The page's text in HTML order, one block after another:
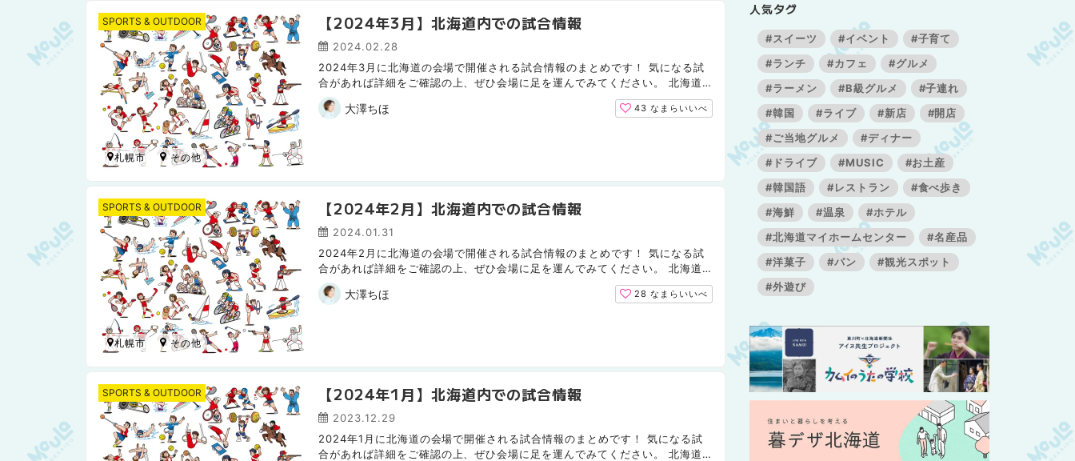
【2024年3月】北海道内での試合情報
2024.02.28
2024年3月に北海道の会場で開催される試合情報のまとめです！ 気になる試
合があれば詳細をご確認の上、ぜひ会場に足を運んでみてください。 北海道
日本ハムファイターズ（野球） 北海道コンサドーレ札幌（サッカ...
大澤ちほ 43なまらいいべ
SPORTS & OUTDOOR
札幌市
【2024年2月】北海道内での試合情報
2024.01.31
2024年2月に北海道の会場で開催される試合情報のまとめです！ 気になる試
合があれば詳細をご確認の上、ぜひ会場に足を運んでみてください。 北海道
日本ハムファイターズ（野球） 今月は北海道での試合はありませ...
大澤ちほ 28なまらいいべ
SPORTS & OUTDOOR
札幌市
【2024年1月】北海道内での試合情報
2023.12.29
2024年1月に北海道の会場で開催される試合情報のまとめです！ 気になる試
合があれば詳細をご確認の上、ぜひ会場に足を運んでみてください。 北海道
SPORTS & OUTDOOR
人気タグ
#スイーツ #イベント
#子育て
#ランチ
#カフェ
#グルメ
#ラーメン
#B級グルメ
#子連れ
#韓国
#ライブ #新店
#開店
#ご当地グルメ
#ディナー
#ドライブ
#MUSIC
#お土産
#韓国語
#レストラン
#食べ歩き
#海鮮
#温泉
#ホテル
#北海道マイホームセンター
#名産品
#洋菓子
#パン
#観光スポット
#外遊び